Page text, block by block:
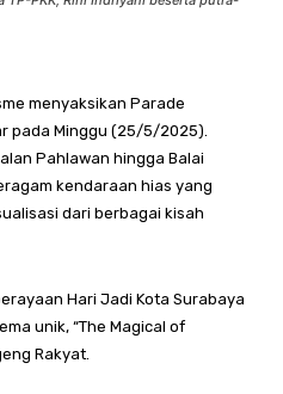
menyaksikan Parade
pada Minggu (25/5/2025).
Pahlawan hingga Balai
kendaraan hias yang
dari berbagai kisah
Hari Jadi Kota Surabaya
unik, “The Magical of
Rakyat.